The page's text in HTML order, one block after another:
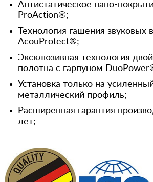
Антистатическое нано-
ProAction®;
Технология гашения звуковых
AcouProtect®;
Эксклюзивная технология
полотна с гарпуном
Установка только на
металлический профиль;
Расширенная гарантия
лет;